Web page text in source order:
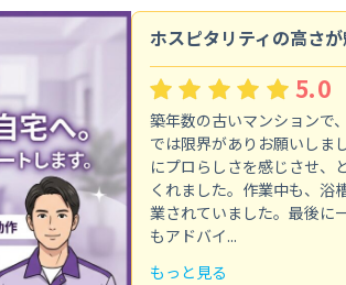
ホスピタリティの高さ
5.0
築年数の古いマンションで
では限界がありお願いしま
にプロらしさを感じさせ、
くれました。作業中も、浴
業されていました。最後に
もアドバイ...
もっと見る